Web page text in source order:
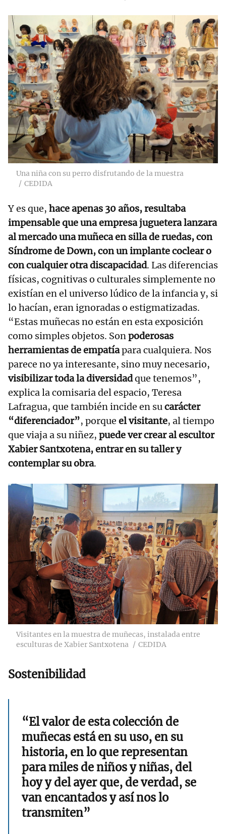
Una niña con su perro disfrutando de la muestra
CEDIDA
Y es que, hace apenas 30 años, resultaba
impensable que una empresa juguetera lanzara
al mercado una muñeca en silla de ruedas, con
Síndrome de Down, con un implante coclear o
con cualquier otra discapacidad. Las diferencias
físicas, cognitivas o culturales simplemente no
existían en el universo lúdico de la infancia y, si
lo hacían, eran ignoradas o estigmatizadas.
“Estas muñecas no están en esta exposición
como simples objetos. Sonpoderosas
herramientas de empatíapara cualquiera. Nos
parece no ya interesante, sino muy necesario,
visibilizar toda la diversidadque tenemos”,
explica la comisaria del espacio, Teresa
Lafragua, que también incide en sucarácter
“diferenciador”, porque el visitante, al tiempo
que viaja a su niñez, puede ver crear al escultor
Xabier Santxotena, entrar en su taller y
contemplar su obra.
Visitantes en la muestra de muñecas, instalada entre
esculturas de Xabier Santxotena
CEDIDA
Sostenibilidad
“El valor de esta colección de
muñecas está en su uso, en su
historia, en lo que representan
para miles de niños y niñas, del
hoy y del ayer que, de verdad, se
van encantados y así nos lo
transmiten”